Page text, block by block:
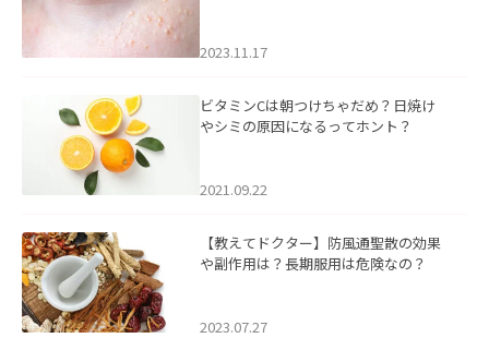
2023.11.17
ビタミンCは朝つけちゃだめ？日焼け
やシミの原因になるってホント？
2021.09.22
【教えてドクター】防風通聖散の効果
や副作用は？長期服用は危険なの？
2023.07.27